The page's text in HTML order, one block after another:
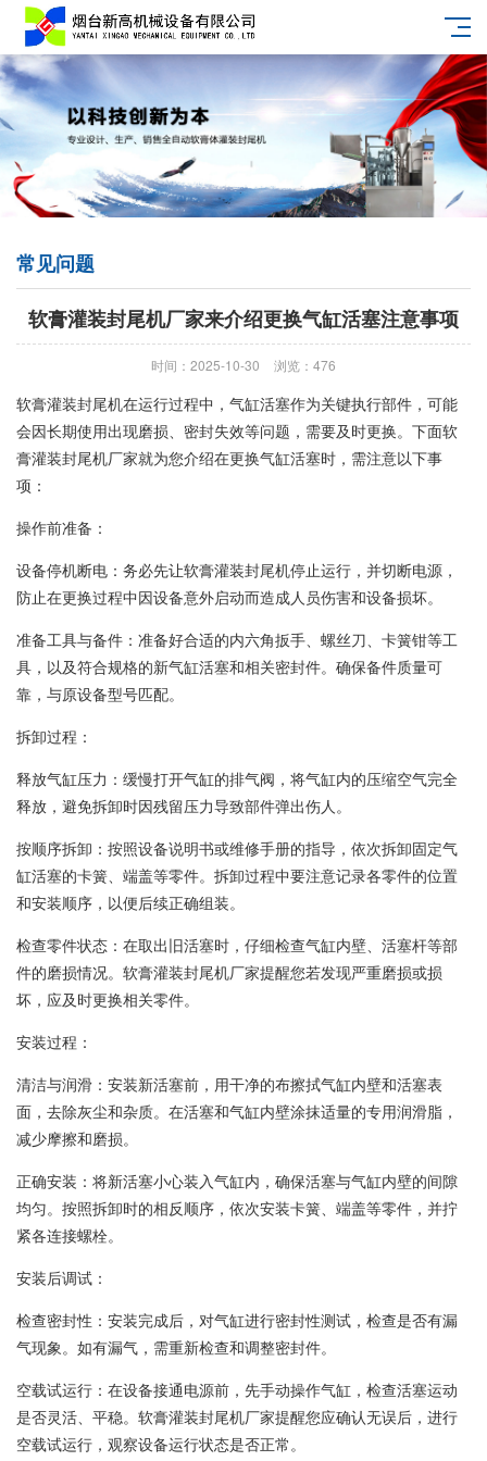
常见问题
软膏灌装封尾机厂家来介绍更换气缸活塞注意事项
时间：2025-10-30 浏览：476
软膏灌装封尾机在运行过程中，气缸活塞作为关键执行部件，可能
会因长期使用出现磨损、密封失效等问题，需要及时更换。下面软
膏灌装封尾机厂家就为您介绍在更换气缸活塞时，需注意以下事
项：
操作前准备：
设备停机断电：务必先让软膏灌装封尾机停止运行，并切断电源，
防止在更换过程中因设备意外启动而造成人员伤害和设备损坏。
准备工具与备件：准备好合适的内六角扳手、螺丝刀、卡簧钳等工
具，以及符合规格的新气缸活塞和相关密封件。确保备件质量可
靠，与原设备型号匹配。
拆卸过程：
释放气缸压力：缓慢打开气缸的排气阀，将气缸内的压缩空气完全
释放，避免拆卸时因残留压力导致部件弹出伤人。
按顺序拆卸：按照设备说明书或维修手册的指导，依次拆卸固定气
缸活塞的卡簧、端盖等零件。拆卸过程中要注意记录各零件的位置
和安装顺序，以便后续正确组装。
检查零件状态：在取出旧活塞时，仔细检查气缸内壁、活塞杆等部
件的磨损情况。软膏灌装封尾机厂家提醒您若发现严重磨损或损
坏，应及时更换相关零件。
安装过程：
清洁与润滑：安装新活塞前，用干净的布擦拭气缸内壁和活塞表
面，去除灰尘和杂质。在活塞和气缸内壁涂抹适量的专用润滑脂，
减少摩擦和磨损。
正确安装：将新活塞小心装入气缸内，确保活塞与气缸内壁的间隙
均匀。按照拆卸时的相反顺序，依次安装卡簧、端盖等零件，并拧
紧各连接螺栓。
安装后调试：
检查密封性：安装完成后，对气缸进行密封性测试，检查是否有漏
气现象。如有漏气，需重新检查和调整密封件。
空载试运行：在设备接通电源前，先手动操作气缸，检查活塞运动
是否灵活、平稳。软膏灌装封尾机厂家提醒您应确认无误后，进行
空载试运行，观察设备运行状态是否正常。